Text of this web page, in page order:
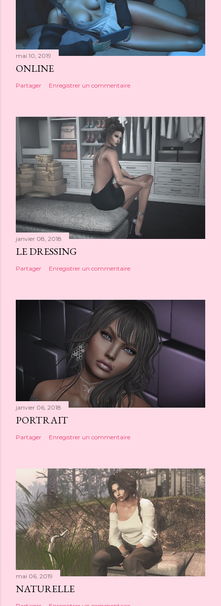
mai 10, 2019
ONLINE
Partager Enregistrer un commentaire
janvier 08, 2018
LE DRESSING
Partager Enregistrer un commentaire
janvier 06, 2018
PORTRAIT
Partager Enregistrer un commentaire
mai 06, 2019
NATURELLE